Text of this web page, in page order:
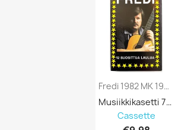
Fredi 1982 MK 196 12 Suosittua Laulua...
Musiikkikasetti 752256
Cassette